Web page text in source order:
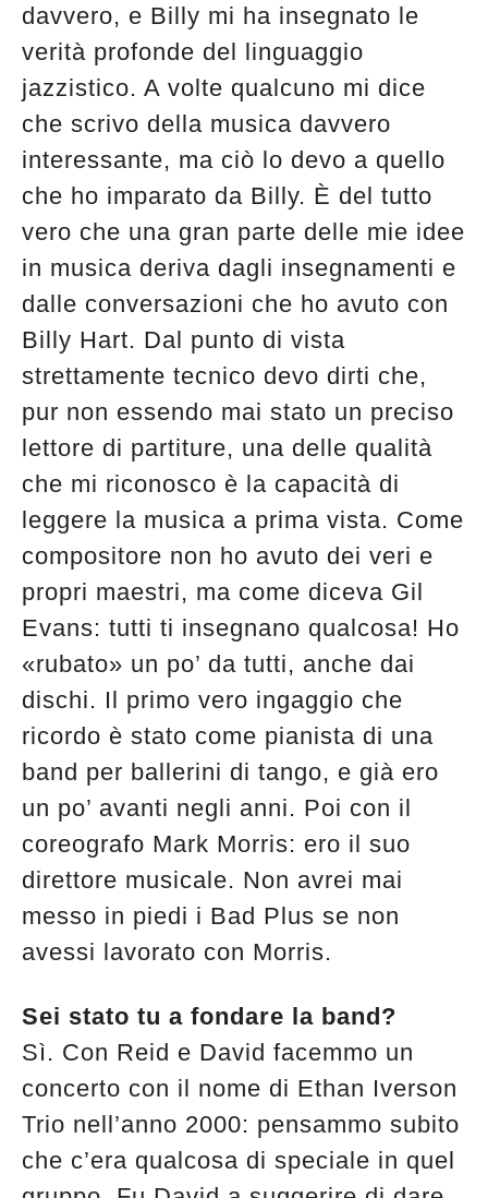
davvero, e Billy mi ha insegnato le
verità profonde del linguaggio
jazzistico. A volte qualcuno mi dice
che scrivo della musica davvero
interessante, ma ciò lo devo a quello
che ho imparato da Billy. È del tutto
vero che una gran parte delle mie idee
in musica deriva dagli insegnamenti e
dalle conversazioni che ho avuto con
Billy Hart. Dal punto di vista
strettamente tecnico devo dirti che,
pur non essendo mai stato un preciso
lettore di partiture, una delle qualità
che mi riconosco è la capacità di
leggere la musica a prima vista. Come
compositore non ho avuto dei veri e
propri maestri, ma come diceva Gil
Evans: tutti ti insegnano qualcosa! Ho
«rubato» un po’ da tutti, anche dai
dischi. Il primo vero ingaggio che
ricordo è stato come pianista di una
band per ballerini di tango, e già ero
un po’ avanti negli anni. Poi con il
coreografo Mark Morris: ero il suo
direttore musicale. Non avrei mai
messo in piedi i Bad Plus se non
avessi lavorato con Morris.
Sei stato tu a fondare la band?
Sì. Con Reid e David facemmo un
concerto con il nome di Ethan Iverson
Trio nell’anno 2000: pensammo subito
che c’era qualcosa di speciale in quel